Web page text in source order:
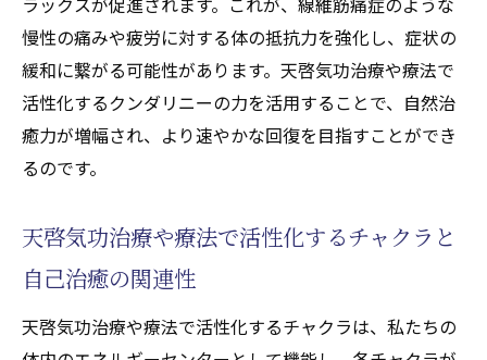
慢性の痛みや疲労に対する体の抵抗力を強化し、症状の
緩和に繋がる可能性があります。天啓気功治療や療法で
活性化するクンダリニーの力を活用することで、自然治
癒力が増幅され、より速やかな回復を目指すことができ
るのです。
天啓気功治療や療法で活性化するチャクラと
自己治癒の関連性
天啓気功治療や療法で活性化するチャクラは、私たちの